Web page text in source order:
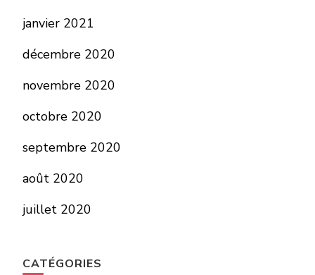
janvier 2021
décembre 2020
novembre 2020
octobre 2020
septembre 2020
août 2020
juillet 2020
CATÉGORIES